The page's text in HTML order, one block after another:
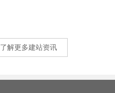
了解更多建站资讯